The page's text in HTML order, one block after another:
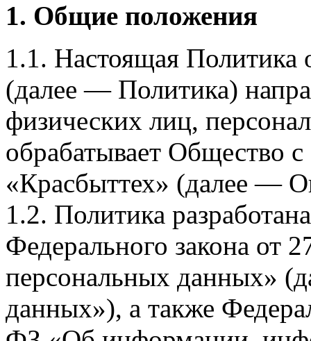
1. Общие положения
1.1. Настоящая Политика
(далее — Политика)
физических лиц,
обрабатывает Общество
«Красбыттех» (далее —
1.2. Политика
Федерального закона
персональных данных»
данных»), а также